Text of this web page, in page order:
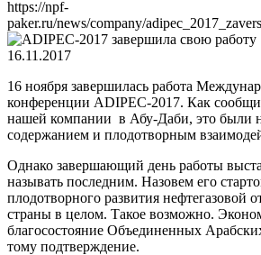
https://npf-
paker.ru/news/company/
16.11.2017
16 ноября завершилась работа
конференции ADIPEC-2017. Как
нашей компании в Абу-Даби, это были
содержанием и плодотворным
Однако завершающий день работы
называть последним. Назовем его
плодотворного развития нефтегазовой
страны в целом. Такое возможно.
благосостояние Объединенных
тому подтверждение.